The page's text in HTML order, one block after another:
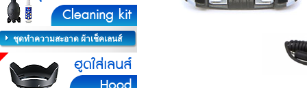
ชุดทำความสะอาด ผ้าเช็คเลนส์